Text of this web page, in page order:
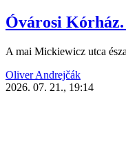
Óvárosi Kórház.
A mai Mickiewicz utca
Oliver Andrejčák
2026. 07. 21., 19:14